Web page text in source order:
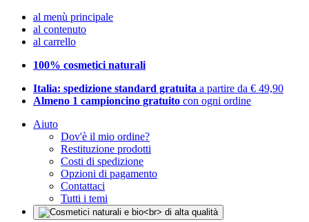
al menù principale
al contenuto
al carrello
100% cosmetici naturali
Italia: spedizione standard gratuita a partire da € 49,90
Almeno 1 campioncino gratuito con ogni ordine
Aiuto
Dov'è il mio ordine?
Restituzione prodotti
Costi di spedizione
Opzioni di pagamento
Contattaci
Tutti i temi